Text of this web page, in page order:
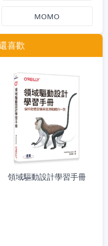
MOMO
喜歡
領域驅動設計學習手冊